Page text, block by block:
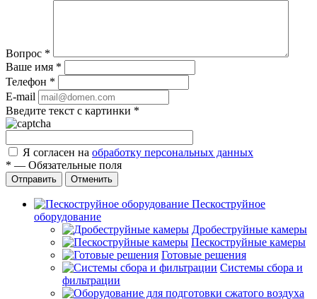
Вопрос *
Ваше имя *
Телефон *
E-mail
Введите текст с картинки *
Я согласен на обработку персональных данных
* — Обязательные поля
Отправить Отменить
Пескоструйное
оборудование
Дробеструйные камеры
Пескоструйные камеры
Готовые решения
Системы сбора и
фильтрации